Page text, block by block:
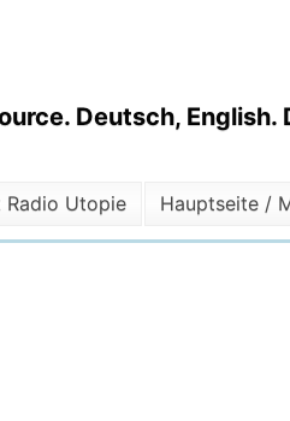
Deutsch, English.
Radio Utopie Hauptseite /